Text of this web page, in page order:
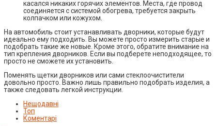
касался никаких горячих элементов. Места, где провод
соединяется с системой обогрева, требуется закрыть
колпачком или кожухом.
На автомобиль стоит устанавливать дворники, которые будут
идеально ему подходить. Вы можете просто измерить старые и
подобрать такие же новые. Кроме этого, обратите внимание на
тип крепления дворников. Если вы подберете неподходящее, то
просто не сможете их установить.
Поменять щетки дворников или сами стеклоочистители
довольно просто. Важно лишь правильно подобрать изделия, а
также следовать легкой инструкции.
Нещодавні
Топ
Коментарі